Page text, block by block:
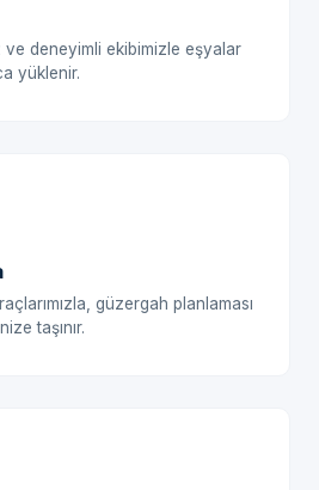
ve deneyimli ekibimizle eşyalar
yüklenir.
güzergah planlaması
taşınır.